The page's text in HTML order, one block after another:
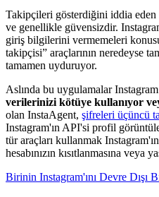
Takipçileri gösterdiğini iddia eden
ve genellikle güvensizdir.
giriş bilgilerini vermemeleri
takipçisi” araçlarının neredeyse
tamamen uyduruyor.
Aslında bu uygulamalar
verilerinizi kötüye kullanıyor
olan InstaAgent, şifreleri üçüncü
Instagram'ın API'si profil
tür araçları kullanmak
hesabınızın kısıtlanmasına veya
Birinin Instagram'ını Devre Dışı